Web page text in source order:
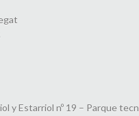
y Estarriol nº 19 – Parque